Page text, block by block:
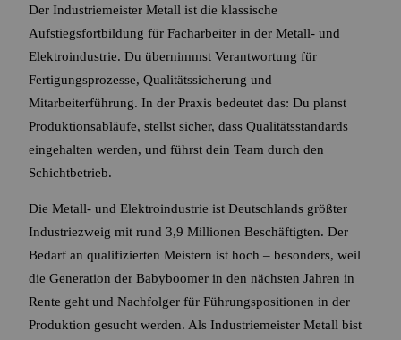
Der Industriemeister Metall ist die klassische
Aufstiegsfortbildung für Facharbeiter in der Metall- und
Elektroindustrie. Du übernimmst Verantwortung für
Fertigungsprozesse, Qualitätssicherung und
Mitarbeiterführung. In der Praxis bedeutet das: Du planst
Produktionsabläufe, stellst sicher, dass Qualitätsstandards
eingehalten werden, und führst dein Team durch den
Schichtbetrieb.
Die Metall- und Elektroindustrie ist Deutschlands größter
Industriezweig mit rund 3,9 Millionen Beschäftigten. Der
Bedarf an qualifizierten Meistern ist hoch – besonders, weil
die Generation der Babyboomer in den nächsten Jahren in
Rente geht und Nachfolger für Führungspositionen in der
Produktion gesucht werden. Als Industriemeister Metall bist